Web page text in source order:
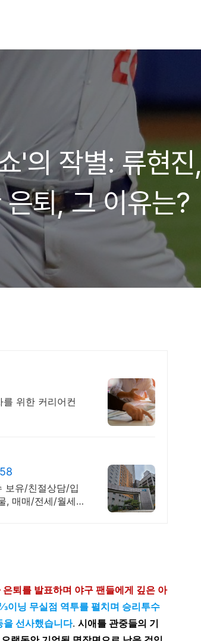
'의 작별: 류현진,
퇴, 그 이유는?
위한 커리어컨
보유/친절상담/입
, 매매/전세/월세
퇴를 발표하며 야구 팬들에게 깊은 아
닝 무실점 역투를 펼치며 승리투수
을 선사했습니다. 시애틀 관중들의 기